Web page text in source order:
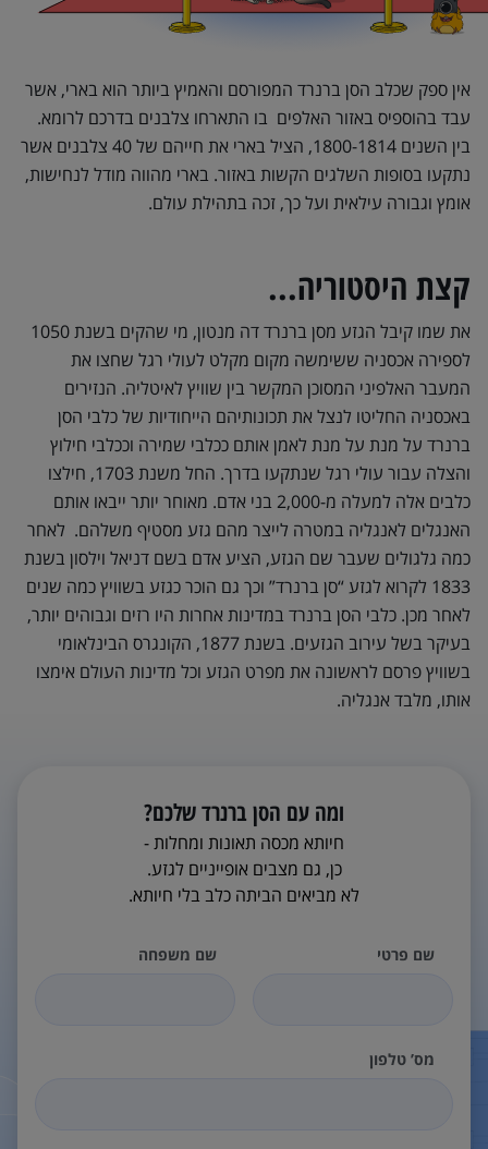
אין ספק שכלב הסן ברנרד המפורסם והאמיץ ביותר הוא בארי, אשר
עבד בהוספיס באזור האלפים בו התארחו צלבנים בדרכם לרומא.
בין השנים 1800-1814, הציל בארי את חייהם של 40 צלבנים אשר
נתקעו בסופות השלגים הקשות באזור. בארי מהווה מודל לנחישות,
אומץ וגבורה עילאית ועל כך, זכה בתהילת עולם.
קצת היסטוריה...
את שמו קיבל הגזע מסן ברנרד דה מנטון, מי שהקים בשנת 1050
לספירה אכסניה ששימשה מקום מקלט לעולי רגל שחצו את
המעבר האלפיני המסוכן המקשר בין שוויץ לאיטליה. הנזירים
באכסניה החליטו לנצל את תכונותיהם הייחודיות של כלבי הסן
ברנרד על מנת על מנת לאמן אותם ככלבי שמירה וככלבי חילוץ
והצלה עבור עולי רגל שנתקעו בדרך. החל משנת 1703, חילצו
כלבים אלה למעלה מ-2,000 בני אדם. מאוחר יותר ייבאו אותם
האנגלים לאנגליה במטרה לייצר מהם גזע מסטיף משלהם. לאחר
כמה גלגולים שעבר שם הגזע, הציע אדם בשם דניאל וילסון בשנת
1833 לקרוא לגזע “סן ברנרד” וכך גם הוכר כגזע בשוויץ כמה שנים
לאחר מכן. כלבי הסן ברנרד במדינות אחרות היו רזים וגבוהים יותר,
בעיקר בשל עירוב הגזעים. בשנת 1877, הקונגרס הבינלאומי
בשוויץ פרסם לראשונה את מפרט הגזע וכל מדינות העולם אימצו
אותו, מלבד אנגליה.
ומה עם הסן ברנרד שלכם?
חיותא מכסה תאונות ומחלות -
כן, גם מצבים אופייניים לגזע.
לא מביאים הביתה כלב בלי חיותא.
שם פרטי שם משפחה
מס’ טלפון